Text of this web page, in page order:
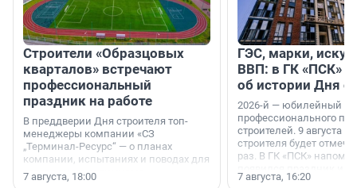
Строители «Образцовых
кварталов» встречают
профессиональный
праздник на работе
В преддверии Дня строителя топ-
менеджеры компании «СЗ
„Терминал-Ресурс“ — о планах
компании, испытаниях и поводах для
осторожного оптимизма.
7 августа, 18:00
ГЭС, марки,
ВВП: в ГК «ПСК»
об истории Дня
2026-й — юбилейный
профессионального
строителей. 9 августа
строителя будет
раз. В ГК «ПСК»
поменялась роль
7 августа, 16:20